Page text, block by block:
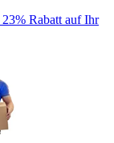
23% Rabatt auf Ihr